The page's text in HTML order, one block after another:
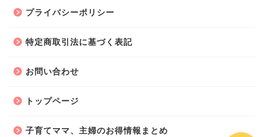
プライバシーポリシー
特定商取引法に基づく表記
お問い合わせ
トップページ
子育てママ、主婦のお得情報まとめ